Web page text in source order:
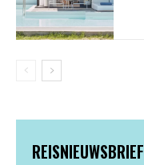
REISNIEUWSBRIEF